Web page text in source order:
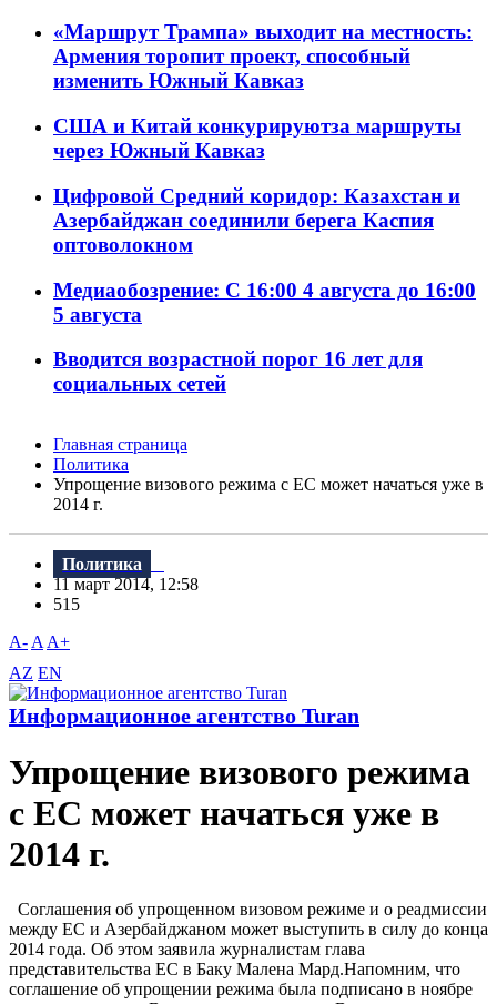
«Маршрут Трампа» выходит на местность:
Армения торопит проект, способный
изменить Южный Кавказ
США и Китай конкурируютза маршруты
через Южный Кавказ
Цифровой Средний коридор: Казахстан и
Азербайджан соединили берега Каспия
оптоволокном
Медиаобозрение: С 16:00 4 августа до 16:00
5 августа
Вводится возрастной порог 16 лет для
социальных сетей
Главная страница
Политика
Упрощение визового режима с ЕС может начаться уже в
2014 г.
Политика
11 март 2014, 12:58
515
A- A A+
AZ EN
Информационное агентство Turan
Упрощение визового режима
с ЕС может начаться уже в
2014 г.
Соглашения об упрощенном визовом режиме и о реадмиссии
между ЕС и Азербайджаном может выступить в силу до конца
2014 года. Об этом заявила журналистам глава
представительства ЕС в Баку Малена Мард.Напомним, что
соглашение об упрощении режима была подписано в ноябре